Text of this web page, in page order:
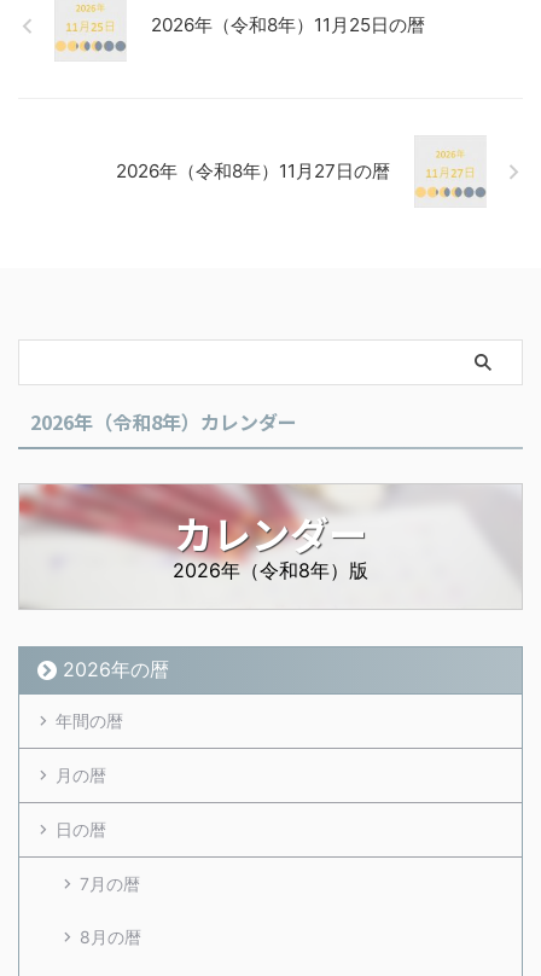
2026年（令和8年）11月25日の暦
2026年（令和8年）11月27日の暦
2026年（令和8年）カレンダー
カレンダー
2026年（令和8年）版
2026年の暦
年間の暦
月の暦
日の暦
7月の暦
8月の暦